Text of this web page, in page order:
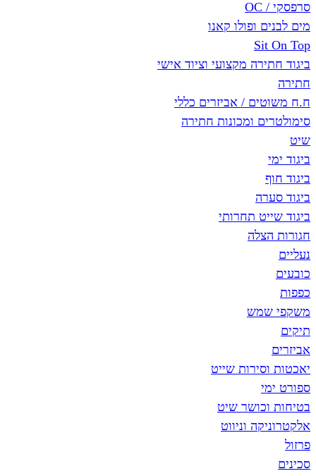
ופולו קאנו
מקצועי וציוד אישי
/ אביזרים כללי
ומכונות חתירה
תחרותי
שייט
שיט
וניווט